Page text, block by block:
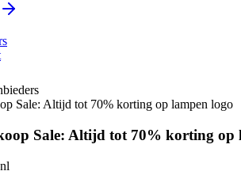
Sale: Altijd tot 70% korting op